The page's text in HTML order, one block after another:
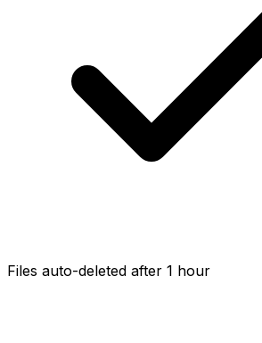
Files auto-deleted after 1 hour